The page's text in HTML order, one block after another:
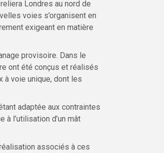
Londres au nord de
voies s’organisent en
exigeant en matière
provisoire. Dans le
ont été conçus et réalisés
à voie unique, dont les
adaptée aux contraintes
l’utilisation d’un mât
associés à ces